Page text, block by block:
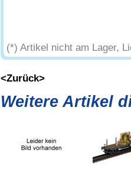
(*) Artikel nicht am Lager,
<Zurück>
Weitere Artikel